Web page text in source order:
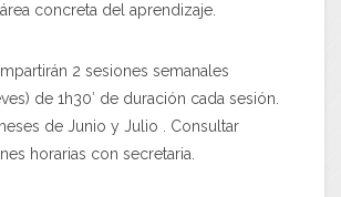
concreta del aprendizaje.
2 sesiones semanales
de 1h30′ de duración cada sesión.
de Junio y Julio . Consultar
horarias con secretaria.